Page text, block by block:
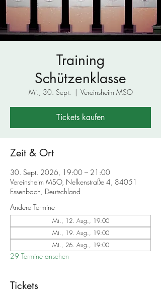
Training
Schützenklasse
Mi., 30. Sept.
  |
Vereinsheim MSO
Tickets kaufen
Zeit & Ort
30. Sept. 2026, 19:00 – 21:00
Vereinsheim MSO, Nelkenstraße 4, 84051
Essenbach, Deutschland
Andere Termine
Mi., 12. Aug., 19:00
Mi., 19. Aug., 19:00
Mi., 26. Aug., 19:00
29 Termine ansehen
Tickets